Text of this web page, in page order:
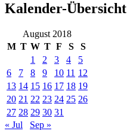
Kalender-Übersicht
August 2018
M T W T F S
S
1
2 3 4
5
6
7 8 9 10 11 12
13 14 15 16 17 18 19
20 21 22 23 24 25 26
27 28 29 30 31
« Jul
Sep »